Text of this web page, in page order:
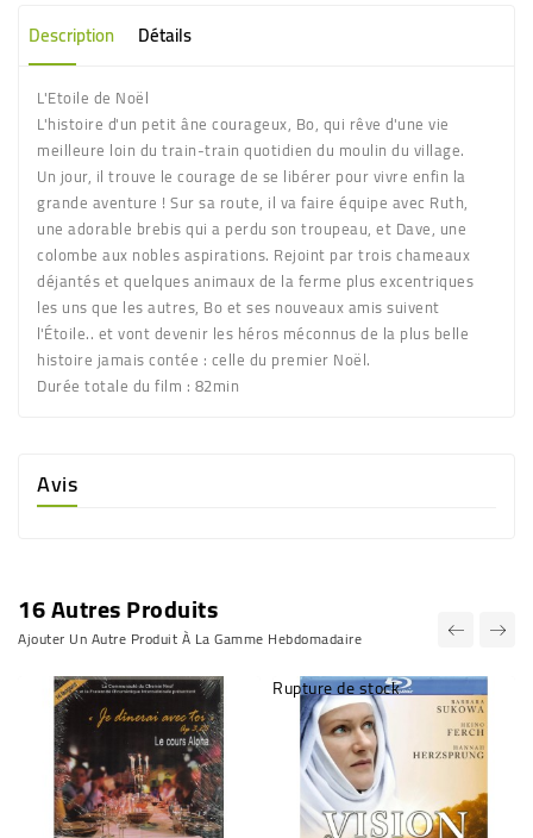
Description Détails
L'Etoile de Noël
L'histoire d'un petit âne courageux, Bo, qui rêve d'une vie
meilleure loin du train-train quotidien du moulin du village.
Un jour, il trouve le courage de se libérer pour vivre enfin la
grande aventure ! Sur sa route, il va faire équipe avec Ruth,
une adorable brebis qui a perdu son troupeau, et Dave, une
colombe aux nobles aspirations. Rejoint par trois chameaux
déjantés et quelques animaux de la ferme plus excentriques
les uns que les autres, Bo et ses nouveaux amis suivent
l'Étoile.. et vont devenir les héros méconnus de la plus belle
histoire jamais contée : celle du premier Noël.
Durée totale du film : 82min
Avis
16 Autres Produits
Ajouter Un Autre Produit À La Gamme Hebdomadaire
Rupture de stock